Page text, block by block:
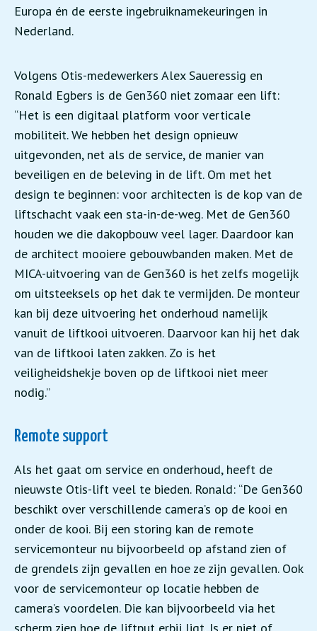
Europa én de eerste ingebruiknamekeuringen in
Nederland.
Volgens Otis-medewerkers Alex Saueressig en
Ronald Egbers is de Gen360 niet zomaar een lift:
“Het is een digitaal platform voor verticale
mobiliteit. We hebben het design opnieuw
uitgevonden, net als de service, de manier van
beveiligen en de beleving in de lift. Om met het
design te beginnen: voor architecten is de kop van de
liftschacht vaak een sta-in-de-weg. Met de Gen360
houden we die dakopbouw veel lager. Daardoor kan
de architect mooiere gebouwbanden maken. Met de
MICA-uitvoering van de Gen360 is het zelfs mogelijk
om uitsteeksels op het dak te vermijden. De monteur
kan bij deze uitvoering het onderhoud namelijk
vanuit de liftkooi uitvoeren. Daarvoor kan hij het dak
van de liftkooi laten zakken. Zo is het
veiligheidshekje boven op de liftkooi niet meer
nodig.”
Remote support
Als het gaat om service en onderhoud, heeft de
nieuwste Otis-lift veel te bieden. Ronald: “De Gen360
beschikt over verschillende camera’s op de kooi en
onder de kooi. Bij een storing kan de remote
servicemonteur nu bijvoorbeeld op afstand zien of
de grendels zijn gevallen en hoe ze zijn gevallen. Ook
voor de servicemonteur op locatie hebben de
camera’s voordelen. Die kan bijvoorbeeld via het